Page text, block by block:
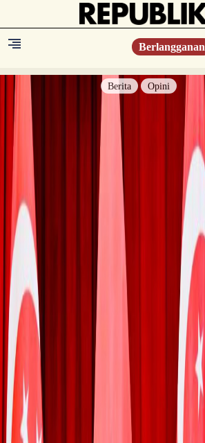
Berlangganan
Berita Opini
Berita
Islam Digest
Hikmah
Opini
Konsultasi Syariah
Resonansi
Sejarah
Lensa
Iqtishodia
Sastra